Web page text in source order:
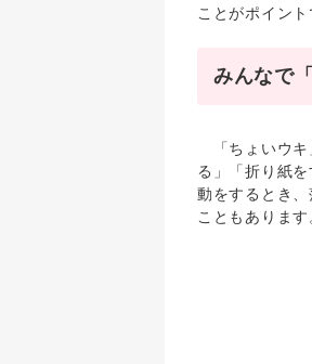
ことがポイン
みんなで
「ちょいウキ
る」「折り紙
動をするとき
こともありま